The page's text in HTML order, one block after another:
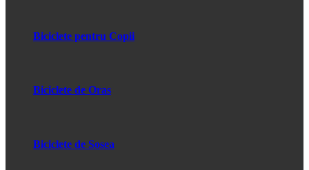
Biciclete pentru Copii
Biciclete de Oras
Biciclete de Sosea